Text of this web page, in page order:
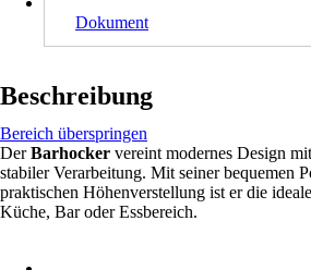
Dokument
Beschreibung
Bereich überspringen
DerBarhocker vereint modernes Design
stabiler Verarbeitung. Mit seiner bequemen
praktischen Höhenverstellung ist er die
Küche, Bar oder Essbereich.